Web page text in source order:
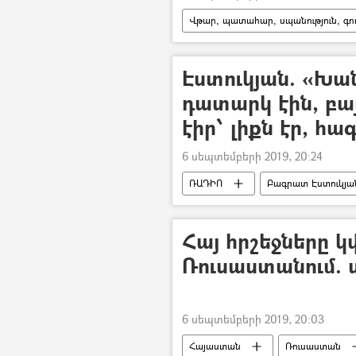
Վթար, պատահար, սպանություն,
ավտովթար
Մահ
ՀՀ արտակարգ իրավիճակների
Էստուկյան.
դատարկ էին,
էիր՝ լիքն էր,
6 սեպտեմբերի 2019, 20:24
ՌԱԴԻՈ Բագրատ
Հայ հրշեջները
Ռուսաստանում.
6 սեպտեմբերի 2019, 20:03
Հայաստան Ռուսաստան